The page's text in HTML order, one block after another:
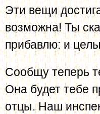
Эти вещи
возможна! Ты
прибавлю: и
Сообщу теперь
Она будет тебе
отцы. Наш